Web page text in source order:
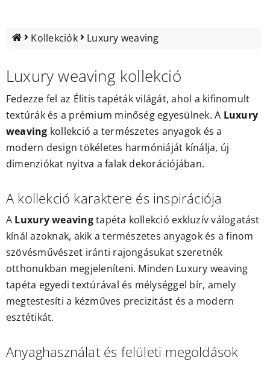
Kollekciók Luxury weaving
Luxury weaving kollekció
Fedezze fel az Élitis tapétákvilágát, ahol a kifinomult
textúrák és a prémium minőség egyesülnek. A Luxury
weaving kollekció a természetes anyagok és a
modern design tökéletes harmóniáját kínálja, új
dimenziókat nyitva a falak dekorációjában.
A kollekció karaktere és inspirációja
A Luxury weavingtapéta kollekció exkluzív válogatást
kínál azoknak, akik a természetes anyagok és a finom
szövésművészet iránti rajongásukat szeretnék
otthonukban megjeleníteni. Minden Luxury weaving
tapéta egyedi textúrával és mélységgel bír, amely
megtestesíti a kézműves precizitást és a modern
esztétikát.
Anyaghasználat és felületi megoldások